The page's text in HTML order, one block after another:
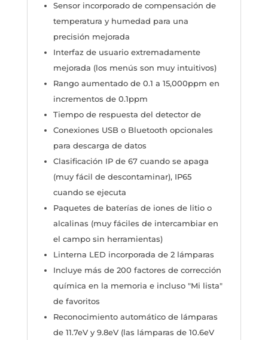
Sensor incorporado de compensación de
temperatura y humedad para una
precisión mejorada
Interfaz de usuario extremadamente
mejorada (los menús son muy intuitivos)
Rango aumentado de 0.1 a 15,000ppm en
incrementos de 0.1ppm
Tiempo de respuesta del detector de
Conexiones USB o Bluetooth opcionales
para descarga de datos
Clasificación IP de 67 cuando se apaga
(muy fácil de descontaminar), IP65
cuando se ejecuta
Paquetes de baterías de iones de litio o
alcalinas (muy fáciles de intercambiar en
el campo sin herramientas)
Linterna LED incorporada de 2 lámparas
Incluye más de 200 factores de corrección
química en la memoria e incluso "Mi lista"
de favoritos
Reconocimiento automático de lámparas
de 11.7eV y 9.8eV (las lámparas de 10.6eV